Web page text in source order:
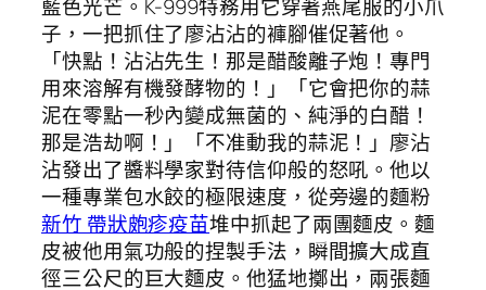
藍色光芒。K-999特務用它穿著燕尾服的小爪
子，一把抓住了廖沾沾的褲腳催促著他。
「快點！沾沾先生！那是醋酸離子炮！專門
用來溶解有機發酵物的！」「它會把你的蒜
泥在零點一秒內變成無菌的、純淨的白醋！
那是浩劫啊！」「不准動我的蒜泥！」廖沾
沾發出了醬料學家對待信仰般的怒吼。他以
一種專業包水餃的極限速度，從旁邊的麵粉
新竹 帶狀皰疹疫苗堆中抓起了兩團麵皮。麵
皮被他用氣功般的捏製手法，瞬間擴大成直
徑三公尺的巨大麵皮。他猛地擲出，兩張麵